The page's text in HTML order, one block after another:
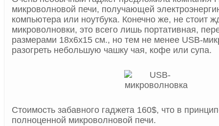
микроволновой печи, получающей
компьютера или ноутбука. Конечно же, не стоит
микроволновки, это всего лишь портативная,
размерами 18х6х15 см., но тем не менее USB-
разогреть небольшую чашку чая, кофе или супа.
Стоимость забавного гаджета 160$, что в
полноценной микроволновой печи.